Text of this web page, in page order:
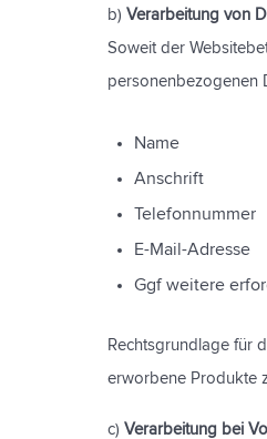
b) Verarbeitung von
Soweit der
personenbezogenen
Name
Anschrift
Telefonnummer
E-Mail-Adresse
Ggf weitere
Rechtsgrundlage für
erworbene Produkte
c) Verarbeitung bei